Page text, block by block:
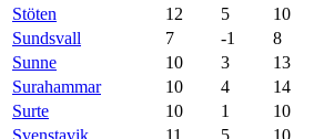
Stöten
12 5 10
Sundsvall
7 -1 8
Sunne
10 3 13
Surahammar
10 4 14
Surte
10 1 10
Svenstavik
11 5 10